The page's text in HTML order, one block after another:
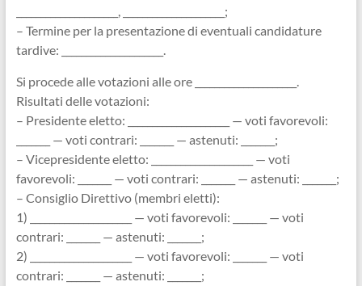
_____________________, _____________________;
– Termine per la presentazione di eventuali candidature
tardive: _____________________.
Si procede alle votazioni alle ore _____________________.
Risultati delle votazioni:
– Presidente eletto: _____________________ — voti favorevoli:
_______ — voti contrari: _______ — astenuti: _______;
– Vicepresidente eletto: _____________________ — voti
favorevoli: _______ — voti contrari: _______ — astenuti: _______;
– Consiglio Direttivo (membri eletti):
1) _____________________ — voti favorevoli: _______ — voti
contrari: _______ — astenuti: _______;
2) _____________________ — voti favorevoli: _______ — voti
contrari: _______ — astenuti: _______;